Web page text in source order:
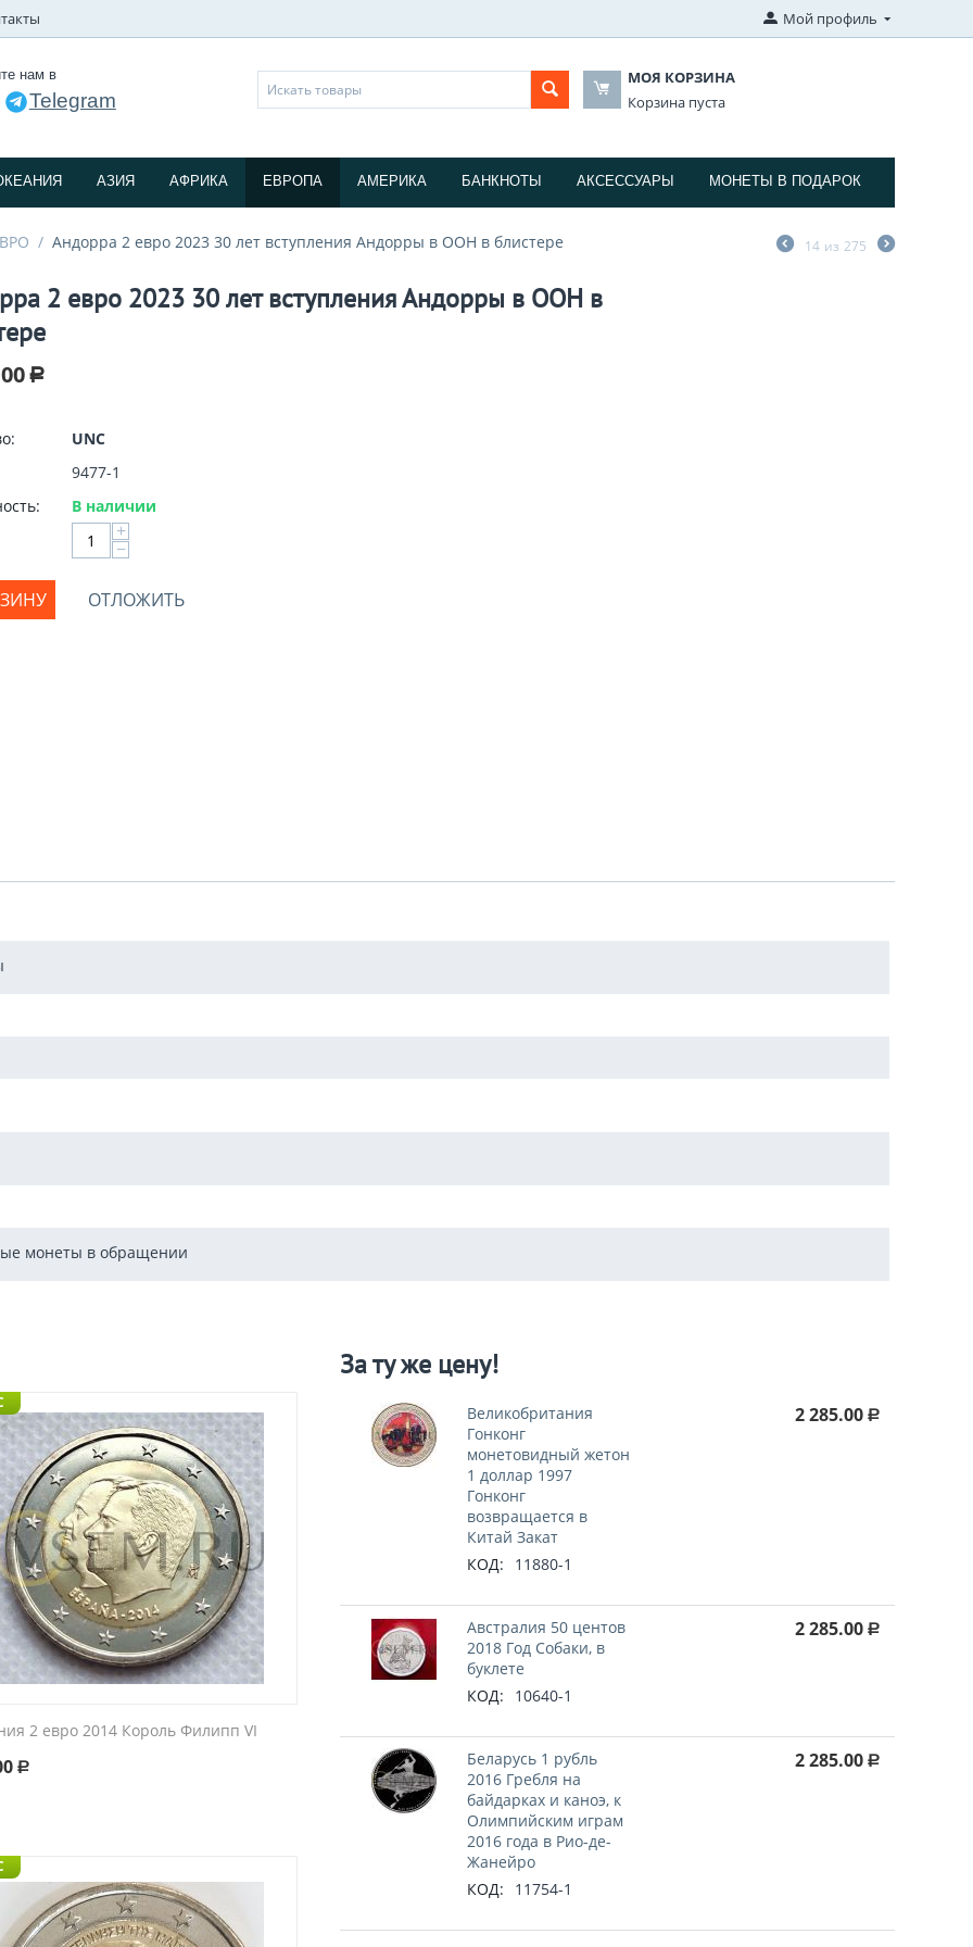
Мой профиль
нам в
Telegram
МОЯ КОРЗИНА
Корзина пуста
АЗИЯ АФРИКА ЕВРОПА АМЕРИКА БАНКНОТЫ АКСЕССУАРЫ МОНЕТЫ В ПОДАРОК
/ Андорра 2 евро 2023 30 лет вступления Андорры в ООН в блистере 14 из 275
2 евро 2023 30 лет вступления Андорры в ООН в
Р
UNC
9477-1
В наличии
+
−
ОТЛОЖИТЬ
монеты в обращении
2 евро 2014 Король Филипп VI
Р
За ту же цену!
Великобритания
Гонконг
монетовидный жетон
1 доллар 1997
Гонконг
возвращается в
Китай Закат
КОД:
11880-1
2 285.00 Р
Австралия 50 центов
2018 Год Собаки, в
буклете
КОД:
10640-1
2 285.00 Р
Беларусь 1 рубль
2016 Гребля на
байдарках и каноэ, к
Олимпийским играм
2016 года в Рио-де-
Жанейро
КОД:
11754-1
2 285.00 Р